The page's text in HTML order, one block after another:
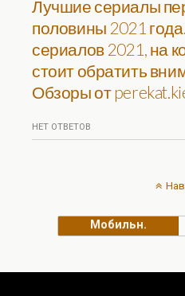
Лучшие сериалы
половины 2021
сериалов 2021, на
стоит обратить
Обзоры от
НЕТ ОТВЕТОВ
Мобильн.